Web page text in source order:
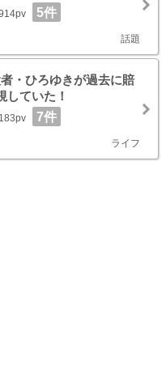
5件
話題
・ひろゆきが過去に賠
していた！
7件
ライフ